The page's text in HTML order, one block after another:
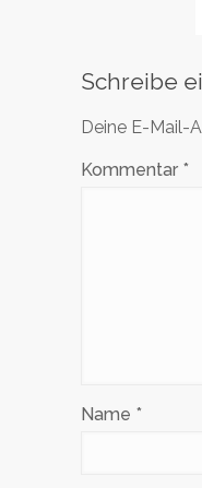
Schreibe
Deine E-Mail-
Kommentar *
Name *